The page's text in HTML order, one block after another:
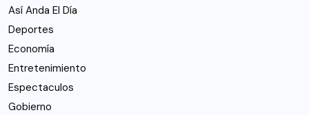
Así Anda El Día
Deportes
Economía
Entretenimiento
Espectaculos
Gobierno